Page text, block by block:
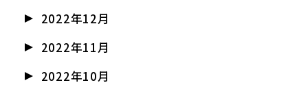
2022年12月
2022年11月
2022年10月